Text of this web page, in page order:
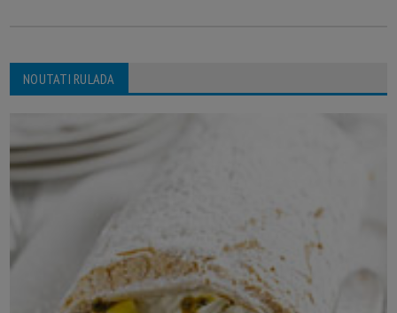
NOUTATI RULADA